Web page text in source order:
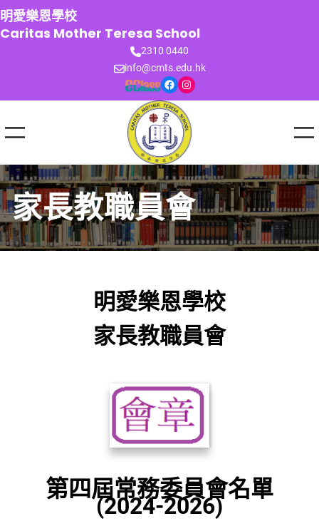
跳
至
主
明愛樂恩學校
Caritas Mother Teresa School
2310 0440
info@cmts.edu.hk
Facebook Instagram
家長教職員會
明愛樂恩學校
家長教職員會
第四屆常務委員會名單
(2024-2026)